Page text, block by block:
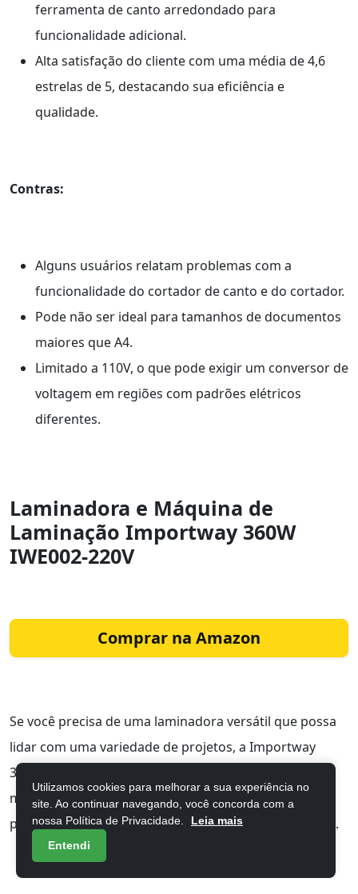
ferramenta de canto arredondado para
funcionalidade adicional.
Alta satisfação do cliente com uma média de 4,6
estrelas de 5, destacando sua eficiência e
qualidade.
Contras:
Alguns usuários relatam problemas com a
funcionalidade do cortador de canto e do cortador.
Pode não ser ideal para tamanhos de documentos
maiores que A4.
Limitado a 110V, o que pode exigir um conversor de
voltagem em regiões com padrões elétricos
diferentes.
Laminadora e Máquina de
Laminação Importway 360W
IWE002-220V
Comprar na Amazon
Se você precisa de uma laminadora versátil que possa
lidar com uma variedade de projetos, a Importway
360W IWE002-220V é uma excelente escolha. Esta
máquina de laminação opera em 220V com uma
potência de 360W, aquecendo em apenas 3-4 minutos.
Utilizamos cookies para melhorar a sua experiência no
site. Ao continuar navegando, você concorda com a
nossa Política de Privacidade.
Leia mais
Entendi